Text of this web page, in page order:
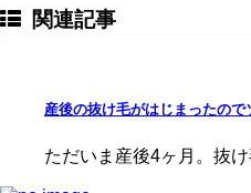
関連記事
産後の抜け毛がはじまったの
ただいま産後4ヶ月。抜